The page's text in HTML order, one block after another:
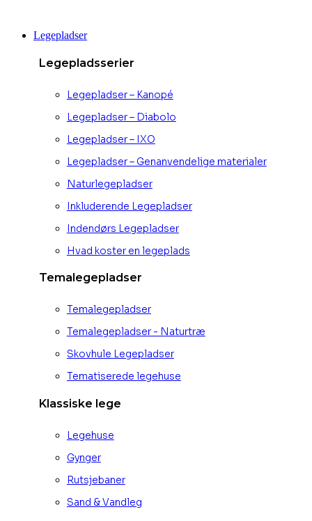
indholdLegepladser
Legepladsserier
Legepladser – Kanopé
Legepladser – Diabolo
Legepladser – IXO
Legepladser – Genanvendelige materialer
Naturlegepladser
Inkluderende Legepladser
Indendørs Legepladser
Hvad koster en legeplads
Temalegepladser
Temalegepladser
Temalegepladser - Naturtræ
Skovhule Legepladser
Tematiserede legehuse
Klassiske lege
Legehuse
Gynger
Rutsjebaner
Sand & Vandleg